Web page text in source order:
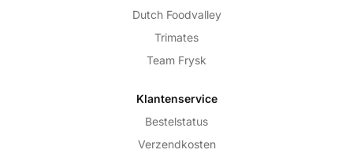
Dutch Foodvalley
Trimates
Team Frysk
Klantenservice
Bestelstatus
Verzendkosten